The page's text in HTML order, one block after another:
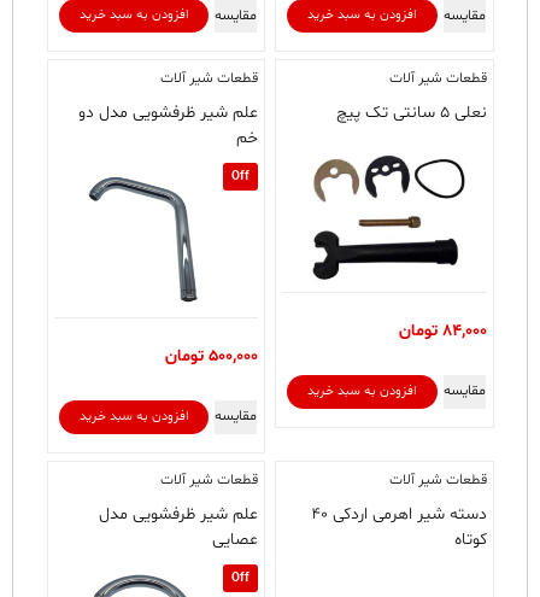
افزودن به سبد خرید مقایسه افزودن به سبد خرید مقایسه
قطعات شیر آلات
نعلی ۵ سانتی تک پیچ
84,000 تومان
افزودن به سبد خرید مقایسه
قطعات شیر آلات
علم شیر ظرفشویی مدل دو
خم
Off
500,000 تومان
افزودن به سبد خرید مقایسه
قطعات شیر آلات
دسته شیر اهرمی اردکی ۴۰
کوتاه
قطعات شیر آلات
علم شیر ظرفشویی مدل
عصایی
Off